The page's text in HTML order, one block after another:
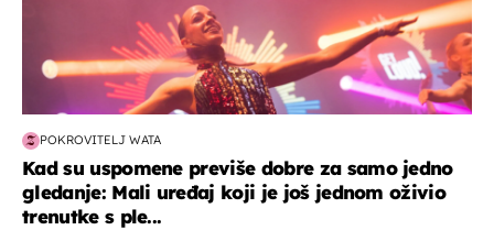
POKROVITELJ WATA
Kad su uspomene previše dobre za samo jedno
gledanje: Mali uređaj koji je još jednom oživio
trenutke s ple...